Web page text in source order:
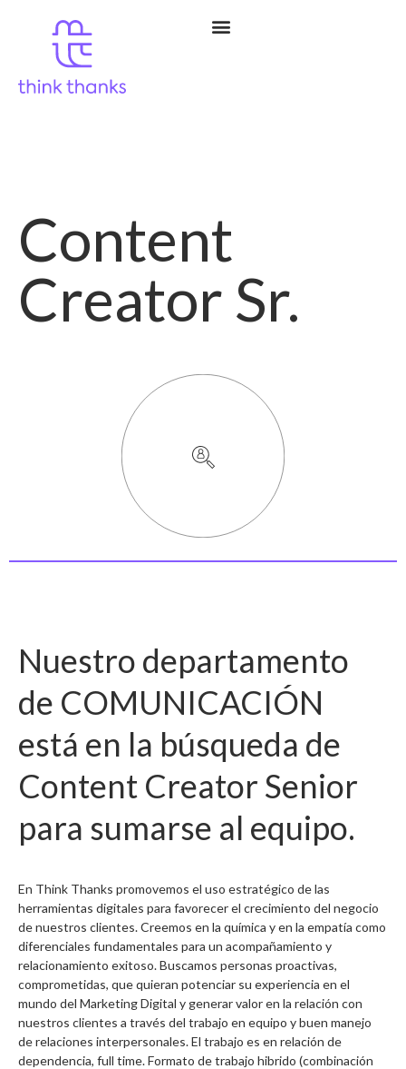
Content
Creator Sr.
Nuestro departamento
de COMUNICACIÓN
está en la búsqueda de
Content Creator Senior
para sumarse al equipo.
En Think Thanks promovemos el uso estratégico de las
herramientas digitales para favorecer el crecimiento del negocio
de nuestros clientes. Creemos en la química y en la empatía como
diferenciales fundamentales para un acompañamiento y
relacionamiento exitoso. Buscamos personas proactivas,
comprometidas, que quieran potenciar su experiencia en el
mundo del Marketing Digital y generar valor en la relación con
nuestros clientes a través del trabajo en equipo y buen manejo
de relaciones interpersonales. El trabajo es en relación de
dependencia, full time. Formato de trabajo hibrido (combinación